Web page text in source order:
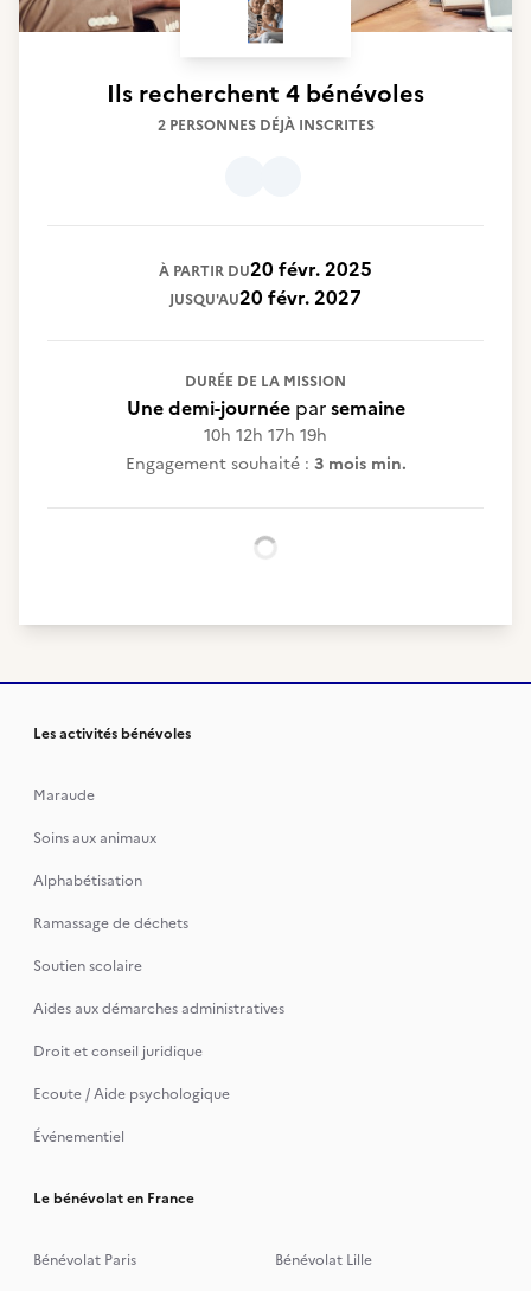
Ils recherchent 4 bénévoles
2 PERSONNES DÉJÀ INSCRITES
À PARTIR DU20 févr. 2025
JUSQU'AU20 févr. 2027
DURÉE DE LA MISSION
Une demi-journéeparsemaine
10h 12h 17h 19h
Engagement souhaité : 3 mois min.
Les activités bénévoles
Maraude
Soins aux animaux
Alphabétisation
Ramassage de déchets
Soutien scolaire
Aides aux démarches administratives
Droit et conseil juridique
Ecoute / Aide psychologique
Événementiel
Le bénévolat en France
Bénévolat Paris
Bénévolat Lille